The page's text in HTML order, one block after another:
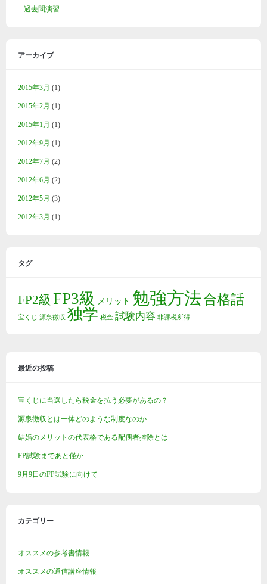
過去問演習
アーカイブ
2015年3月 (1)
2015年2月 (1)
2015年1月 (1)
2012年9月 (1)
2012年7月 (2)
2012年6月 (2)
2012年5月 (3)
2012年3月 (1)
タグ
FP2級 FP3級 メリット 勉強方法合格話
宝くじ 源泉徴収 独学 税金 試験内容 非課税所得
最近の投稿
宝くじに当選したら税金を払う必要があるの？
源泉徴収とは一体どのような制度なのか
結婚のメリットの代表格である配偶者控除とは
FP試験まであと僅か
9月9日のFP試験に向けて
カテゴリー
オススメの参考書情報
オススメの通信講座情報